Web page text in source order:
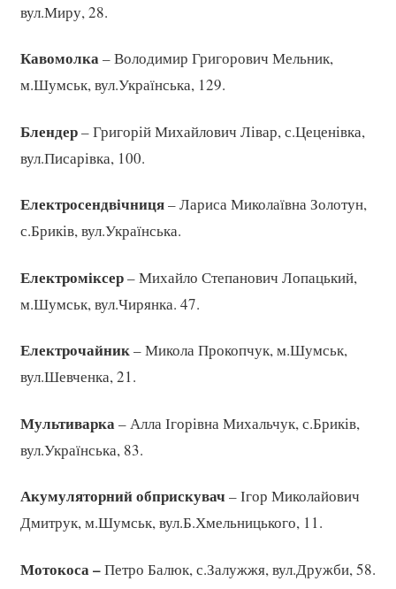
вул.Миру, 28.
Кавомолка– Володимир Григорович Мельник,
м.Шумськ, вул.Українська, 129.
Блендер– Григорій Михайлович Лівар, с.Цеценівка,
вул.Писарівка, 100.
Електросендвічниця– Лариса Миколаївна Золотун,
с.Бриків, вул.Українська.
Електроміксер– Михайло Степанович Лопацький,
м.Шумськ, вул.Чирянка. 47.
Електрочайник– Микола Прокопчук, м.Шумськ,
вул.Шевченка, 21.
Мультиварка– Алла Ігорівна Михальчук, с.Бриків,
вул.Українська, 83.
Акумуляторний обприскувач – Ігор Миколайович
Дмитрук, м.Шумськ, вул.Б.Хмельницького, 11.
Мотокоса –Петро Балюк, с.Залужжя, вул.Дружби, 58.